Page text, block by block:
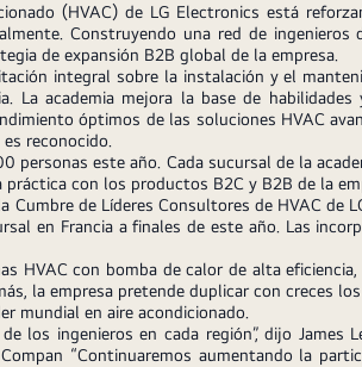
(HVAC) de LG Electronics está
Construyendo una red de ingenieros
de expansión B2B global de la empresa.
integral sobre la instalación y el
La academia mejora la base de
óptimos de las soluciones HVAC
reconocido.
personas este año. Cada sucursal de la
con los productos B2C y B2B de la
de Líderes Consultores de HVAC de
en Francia a finales de este año. Las
HVAC con bomba de calor de alta
la empresa pretende duplicar con creces
mundial en aire acondicionado.
los ingenieros en cada región”, dijo James
“Continuaremos aumentando la